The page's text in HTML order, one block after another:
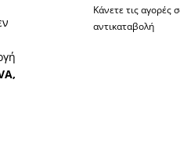
Κάνετε τις αγορές
αντικαταβολή